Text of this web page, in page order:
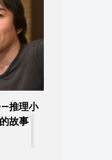
1
推理小
故事